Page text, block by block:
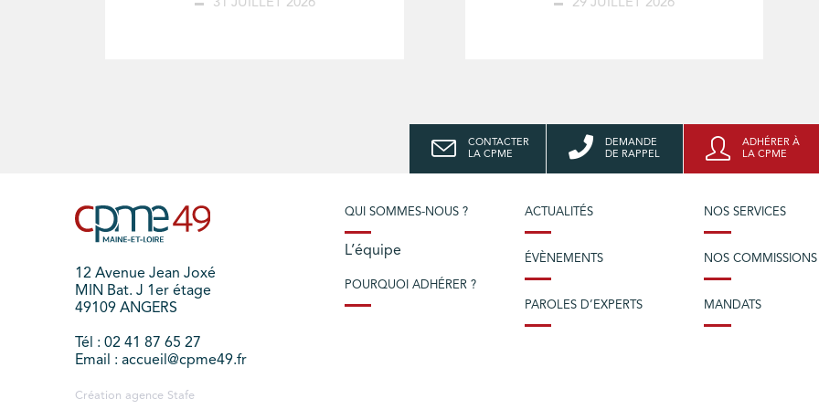
31 JUILLET 2026 29 JUILLET 2026
CONTACTER
LA CPME
DEMANDE
DE RAPPEL
ADHÉRER À
LA CPME
12 Avenue Jean Joxé
MIN Bat. J 1er étage
49109 ANGERS
Tél : 02 41 87 65 27
Email : accueil@cpme49.fr
Création agence Stafe
QUI SOMMES-NOUS ?
L’équipe
POURQUOI ADHÉRER ?
ACTUALITÉS
ÉVÈNEMENTS
PAROLES D’EXPERTS
NOS SERVICES
NOS COMMISSIONS
MANDATS